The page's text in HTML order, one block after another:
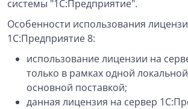
системы "1С:Предприятие".
Особенности использования
1С:Предприятие 8:
использование лицензии на
только в рамках одной
основной поставкой;
данная лицензия на сервер